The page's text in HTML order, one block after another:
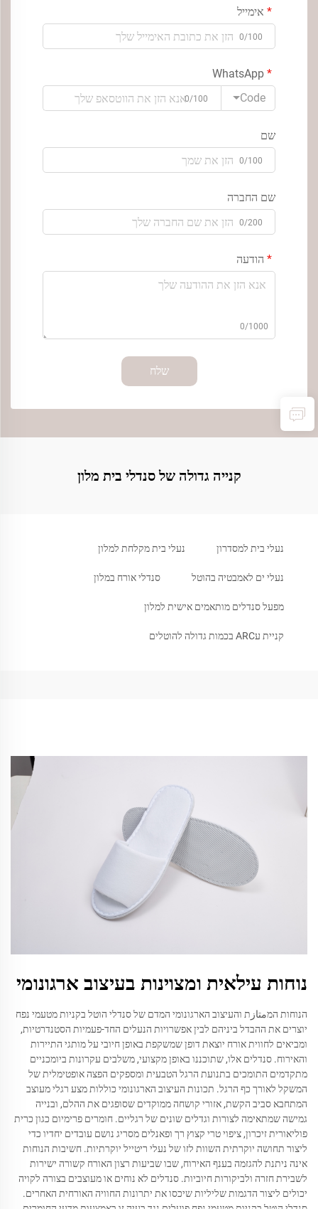
אימייל
0/100
Code
0/100
שם
0/100
שם החברה
0/200
הודעה
0/1000
שלח
קנייה גדולה של סנדלי בית מלון
נעלי בית למסדרון נעלי בית מקלחת למלון
נעלי ים לאמבטיה בהוטל סנדלי אורח במלון
מפעל סנדלים מותאמים אישית למלון
קניית עARC בכמות גדולה להוטלים
נוחות עילאית ומצוינות בעיצוב ארגונומי
הנוחות המمتازת והעיצוב הארגונומי המדם של סנדלי הוטל בקניות מטעמי נפח
יוצרים את ההבדל ביניהם לבין אפשרויות הנעלים החד-פעמיות הסטנדרטיות,
ומביאים לחווית אורח יוצאת דופן שמשקפת באופן חיובי על מותגי התיירות
והאירוח. סנדלים אלו, שתוכננו באופן מקצועי, משלבים עקרונות ביומכניים
מתקדמים התומכים בתנועת הרגל הטבעית ומספקים הפצה אופטימלית של
המשקל לאורך כף הרגל. תכונות העיצוב הארגונומי כוללות מצע רגלי מעוצב
המתחבא סביב הקשת, אזורי קושחה ממוקדים שסופגים את ההלם, ובנייה
גמישה שמתאימה לצורות וגדלים שונים של רגליים. חומרים פרימיום כגון כרית
פוליאורית זיכרון, ציפוי טרי קצוץ רך ופאנלים מסריג נושם עובדים יחדיו כדי
ליצור תחושה יוקרתית השוות לזו של נעלי ריטייל יוקרתיות. חשיבות הנוחות
אינה ניתנת להגזמה בענף האירוח, שבו שביעות רצון האורח קשורה ישירות
לשבירת חזרה ולביקורות חיוביות. סנדלים לא נוחים או מעוצבים בצורה לקויה
יכולים ליצור הדגמות שליליות שיכסו את יתרונות החוויה האורחית האחרים.